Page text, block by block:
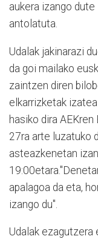
aukera izango
antolatuta.
Udalak jakinarazi
da goi mailako
zaintzen diren
elkarrizketak
hasiko dira
27ra arte luzatuko
asteazkenetan
apalagoa da eta,
izango du".
Udalak ezagutzera